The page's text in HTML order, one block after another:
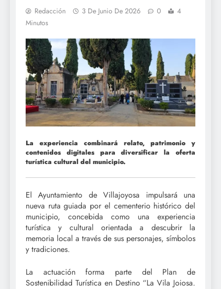
Redacción 3 De Junio De 2026 0
4
Minutos
La experiencia combinará relato, patrimonio y
contenidos digitales para diversificar la oferta
turística cultural del municipio.
El Ayuntamiento de Villajoyosa impulsará una
nueva ruta guiada por el cementerio histórico del
municipio, concebida como una experiencia
turística y cultural orientada a descubrir la
memoria local a través de sus personajes, símbolos
y tradiciones.
La actuación forma parte del Plan de
Sostenibilidad Turística en Destino “La Vila Joiosa.